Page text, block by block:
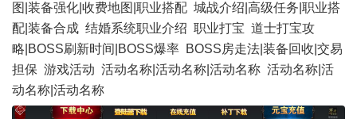
图|装备强化|收费地图|职业搭配 城战介绍|高级任务|职业搭
配|装备合成 结婚系统职业介绍 职业打宝 道士打宝攻
略|BOSS刷新时间|BOSS爆率 BOSS房走法|装备回收|交易
担保 游戏活动 活动名称|活动名称|活动名称 活动名称|活
动名称|活动名称